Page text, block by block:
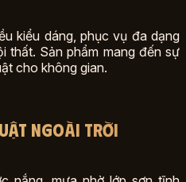
kiểu dáng, phục vụ đa dạng
thất. Sản phẩm mang đến sự
cho không gian.
ngoài trời